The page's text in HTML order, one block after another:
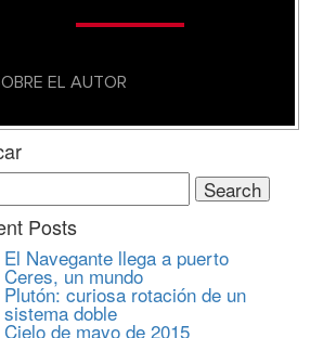
EL AUTOR
Posts
El Navegante llega a puerto
Ceres, un mundo
Plutón: curiosa rotación de un
sistema doble
Cielo de mayo de 2015